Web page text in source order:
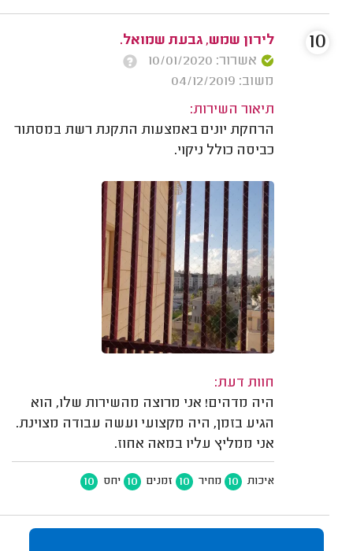
לירון שמש, גבעת שמואל.
אשרור: 10/01/2020
משוב: 04/12/2019
תיאור השירות:
הרחקת יונים באמצעות התקנת רשת במסתור
כביסה כולל ניקוי.
חוות דעת:
היה מדהים! אני מרוצה מהשירות שלו, הוא
הגיע בזמן, היה מקצועי ועשה עבודה מצוינת.
אני ממליץ עליו במאה אחוז.
איכות 10 מחיר 10 זמנים 10 יחס 10
10